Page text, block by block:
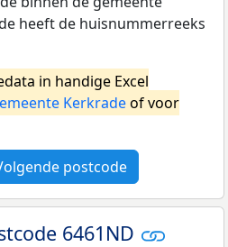
heeft de huisnummerreeks
in handige Excel
Kerkradeof voor
postcode
6461ND